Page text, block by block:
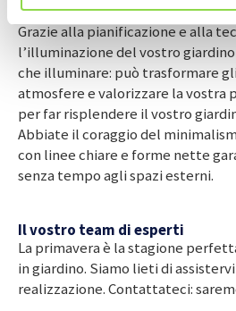
Fate risplendere il vostro
Grazie alla pianificazione e alla
l’illuminazione del vostro
che illuminare: può trasformare
atmosfere e valorizzare la vostra
per far risplendere il vostro
Abbiate il coraggio del
con linee chiare e forme nette
senza tempo agli spazi esterni.
Il vostro team di esperti
La primavera è la stagione
in giardino. Siamo lieti di
realizzazione. Contattateci: